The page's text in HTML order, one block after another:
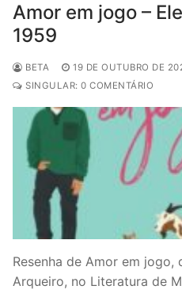
Amor em jogo –
1959
BETA 19 DE OUTUBRO DE
SINGULAR: 0 COMENTÁRIO
Resenha de Amor em jogo,
Arqueiro, no Literatura de